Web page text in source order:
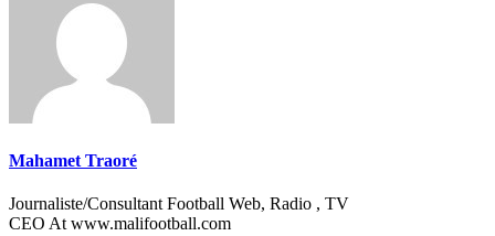
Mahamet Traoré
Journaliste/Consultant Football Web, Radio , TV
CEO At www.malifootball.com